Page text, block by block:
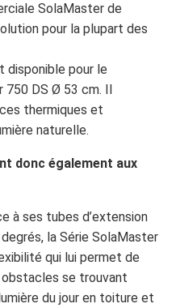
SolaMaster de
pour la plupart des
disponible pour le
750 DS Ø 53 cm. Il
thermiques et
naturelle.
donc également aux
à ses tubes d’extension
la Série SolaMaster
qui lui permet de
se trouvant
du jour en toiture et